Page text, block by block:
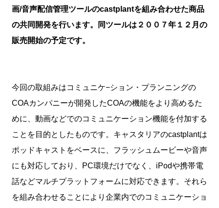
画/音声配信管理ツールのcastplantを組み合わせた商品
の共同開発を行います。同ツールは２００７年１２月の
販売開始の予定です。
今回の取組みはコミュニケ−ション・プランニングの
COAカンパニーが開発したCOAの機能をより高めるた
めに、動画などでのコミュニケーション機能を付加する
ことを目的としたものです。キャスタリアのcastplantは
ポッドキャストをベースに、フラッシュムービーや音声
にも対応しており、PC環境だけでなく、iPodや携帯電
話などマルチプラットフォームに対応できます。それら
を組み合わせることにより企業内でのコミュニケーショ